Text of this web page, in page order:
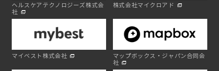
ヘルスケアテクノロジーズ株式会
社
株式会社マイクロアド
マイベスト株式会社
マップボックス・ジャパン合同会
社